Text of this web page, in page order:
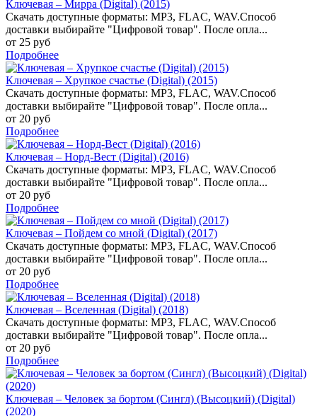
Ключевая – Мирра (Digital) (2015)
Скачать доступные форматы: MP3, FLAC, WAV.Способ
доставки выбирайте "Цифровой товар". После опла...
от 25 руб
Подробнее
Ключевая – Хрупкое счастье (Digital) (2015)
Скачать доступные форматы: MP3, FLAC, WAV.Способ
доставки выбирайте "Цифровой товар". После опла...
от 20 руб
Подробнее
Ключевая – Норд-Вест (Digital) (2016)
Скачать доступные форматы: MP3, FLAC, WAV.Способ
доставки выбирайте "Цифровой товар". После опла...
от 20 руб
Подробнее
Ключевая – Пойдем со мной (Digital) (2017)
Скачать доступные форматы: MP3, FLAC, WAV.Способ
доставки выбирайте "Цифровой товар". После опла...
от 20 руб
Подробнее
Ключевая – Вселенная (Digital) (2018)
Скачать доступные форматы: MP3, FLAC, WAV.Способ
доставки выбирайте "Цифровой товар". После опла...
от 20 руб
Подробнее
Ключевая – Человек за бортом (Сингл) (Высоцкий) (Digital)
(2020)